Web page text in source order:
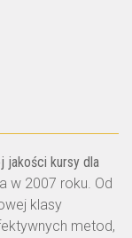
jakości kursy dla
w 2007 roku. Od
klasy
metod,